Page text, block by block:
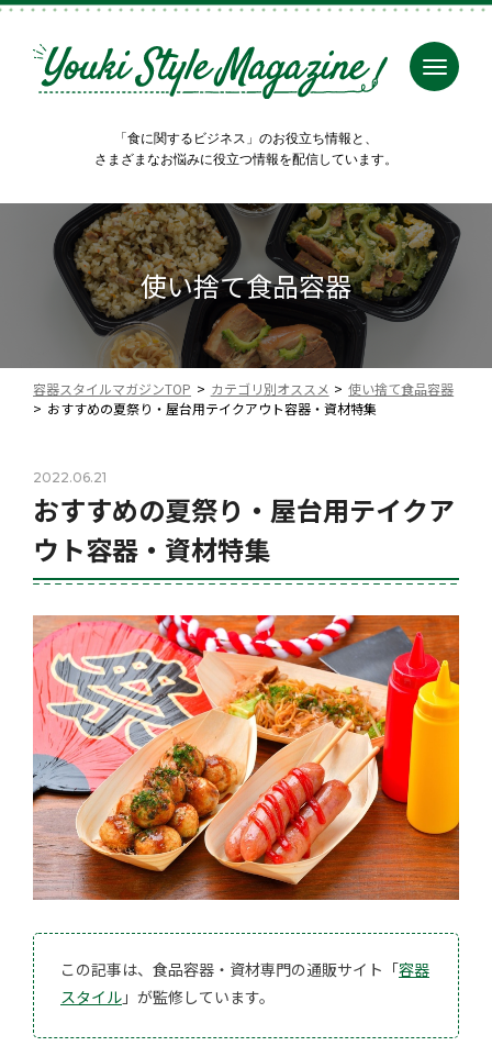
「食に関するビジネス」のお役立ち情報と、
さまざまなお悩みに役立つ情報を配信しています。
使い捨て食品容器
容器スタイルマガジンTOP カテゴリ別オススメ
使い捨て食品容器
おすすめの夏祭り・屋台用テイクアウト容器・資材特集
2022.06.21
おすすめの夏祭り・屋台用テイクア
ウト容器・資材特集
この記事は、食品容器・資材専門の通販サイト「容器
スタイル 」が監修しています。